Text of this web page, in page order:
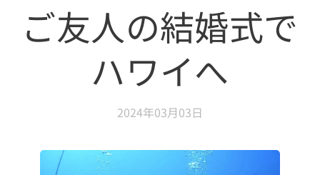
ご友人の結婚式で
ハワイへ
2024年03月03日